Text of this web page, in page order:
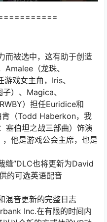
而被选中，这有助于创造
（龙珠、
戏女主角，Iris、
）、Magica、
）担任Euridice和
肯（Todd Haberkon，我
塞伯坦之战三部曲）饰演
他是游戏公会主席，也是
缝”DLC也将更新为David
的可选英语配音
混音更新的完整日志
Inc.在有限的时间内